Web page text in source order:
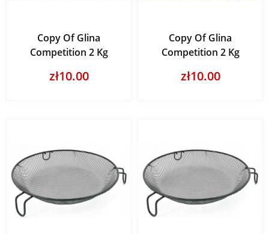
Copy Of Glina
Competition 2 Kg
zł10.00
Copy Of Glina
Competition 2 Kg
zł10.00